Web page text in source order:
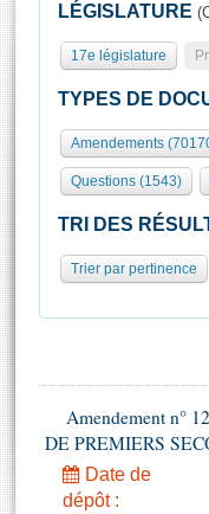
Présidence
577 députés
Groupes
Séance publique
Commissions et
Europe et
Pétitions
Projets de loi
Propositions de loi
Amendements
Textes adoptés
Rôle et pouvoirs
Organisation de
Présidence
Statistiques et
Juniors
Visiter
Visite virtuelle
Assister à une
Contacts et plan
Photos libres de
LÉGISLATURE
17e législature
TYPES DE
Amendements
Questions (1543)
TRI DES
Trier par pertinence
Amendement n°
DE PREMIERS
Date de
dépôt :